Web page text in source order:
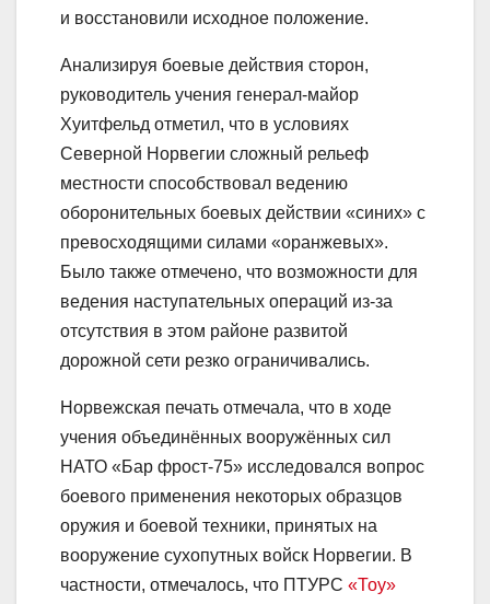
и восстановили исходное положение.
Анализируя боевые действия сторон,
руководитель учения генерал-майор
Хуитфельд отметил, что в условиях
Северной Норвегии сложный рельеф
местности способствовал ведению
оборонительных боевых действии «синих» с
превосходящими силами «оранжевых».
Было также отмечено, что возможности для
ведения наступательных операций из-за
отсутствия в этом районе развитой
дорожной сети резко ограничивались.
Норвежская печать отмечала, что в ходе
учения объединённых вооружённых сил
НАТО «Бар фрост-75» исследовался вопрос
боевого применения некоторых образцов
оружия и боевой техники, принятых на
вооружение сухопутных войск Норвегии. В
частности, отмечалось, что ПТУРС «Тоу»